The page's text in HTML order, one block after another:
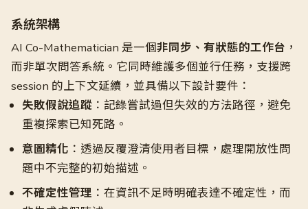
系統架構
AI Co-Mathematician 是一個非同步、有狀態的工作台 ，
而非單次問答系統。它同時維護多個並行任務，支援跨
session 的上下文延續，並具備以下設計要件：
失敗假說追蹤 ：記錄嘗試過但失效的方法路徑，避免
重複探索已知死路。
意圖精化 ：透過反覆澄清使用者目標，處理開放性問
題中不完整的初始描述。
不確定性管理 ：在資訊不足時明確表達不確定性，而